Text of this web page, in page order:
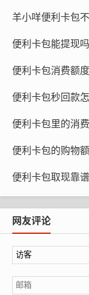
平时能在指定地
现。
（我就遇到过一
思，本卡仅限消
所以第一步，你
发现根本不行。
二、能不能提，
卡的种类和政
根没开。有些
提。
发卡机构。不
得要命。我之
便利卡包能提现
便利卡包取现靠
网友评论